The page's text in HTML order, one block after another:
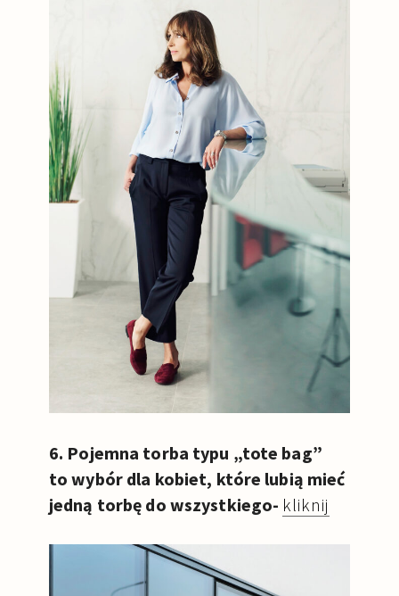
6. Pojemna torba typu „tote bag”
to wybór dla kobiet, które lubią mieć
jedną torbę do wszystkiego- kliknij